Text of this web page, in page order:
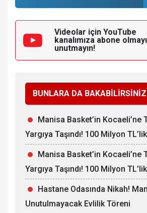
Videolar için YouTube
kanalımıza abone olmayı
unutmayın!
BUNLARA DA BAKABİLİRSİNİZ
Manisa Basket’in Kocaeli’ne
Yargıya Taşındı! 100 Milyon
Manisa Basket’in Kocaeli’ne
Yargıya Taşındı! 100 Milyon
Hastane Odasında Nikah!
Unutulmayacak Evlilik Töreni